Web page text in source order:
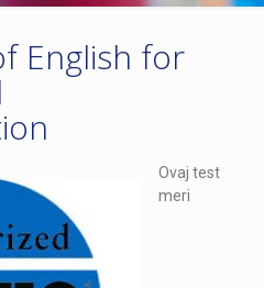
English for
Ovaj test
meri